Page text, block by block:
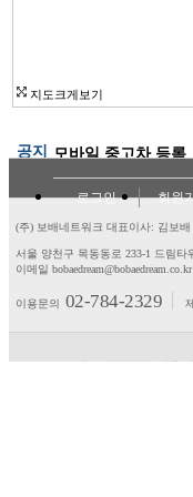
지도크게보기
공지 모바일 중고차 등록
로그인 회원
(주) 보배네트워크 대표이사: 김보배
서울 양천구 목동동로 233-1 드림타
이메일 bobaedream@bobaedream.co.kr
이용문의 02-784-2329